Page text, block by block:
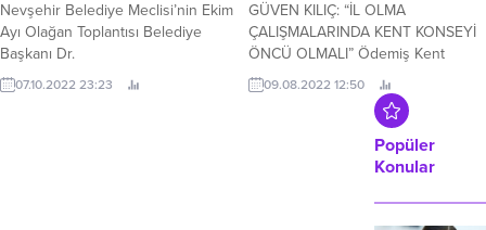
Nevşehir Belediye Meclisi’nin Ekim
Ayı Olağan Toplantısı Belediye
Başkanı Dr.
07.10.2022 23:23
GÜVEN KILIÇ: “İL OLMA
ÇALIŞMALARINDA KENT KONSEYİ
ÖNCÜ OLMALI” Ödemiş Kent
Konseyi Yürütme Kurulu, İYİ Parti
Ödemiş İlçe Başkanlığı’nı ziyaret
09.08.2022 12:50
Popüler
Konular